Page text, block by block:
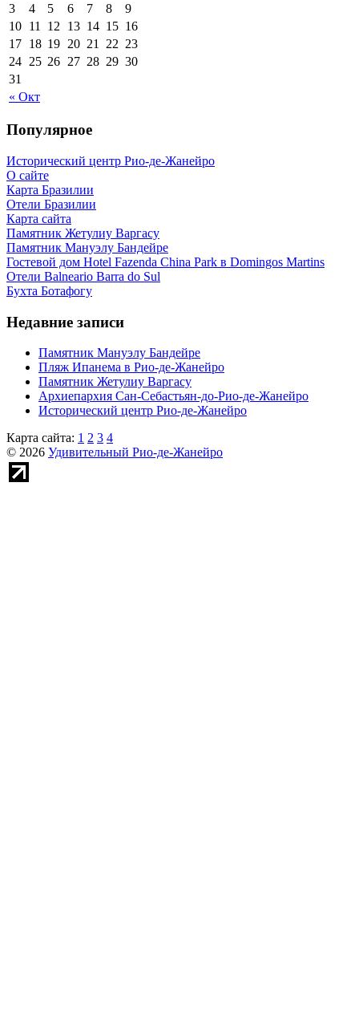
« Окт
3
4 5 6 7 8
9
10 11 12 13 14 15 16
17 18 19 20 21 22 23
24 25 26 27 28 29 30
31
Популярное
Исторический центр Рио-де-Жанейро
О сайте
Карта Бразилии
Отели Бразилии
Карта сайта
Памятник Жетулиу Варгасу
Памятник Мануэлу Бандейре
Гостевой дом Hotel Fazenda China Park в Domingos Martins
Отели Balneario Barra do Sul
Бухта Ботафогу
Недавние записи
Памятник Мануэлу Бандейре
Пляж Ипанема в Рио-де-Жанейро
Памятник Жетулиу Варгасу
Архиепархия Сан-Себастьян-до-Рио-де-Жанейро
Исторический центр Рио-де-Жанейро
Карта сайта: 1 2 3 4
© 2026 Удивительный Рио-де-Жанейро